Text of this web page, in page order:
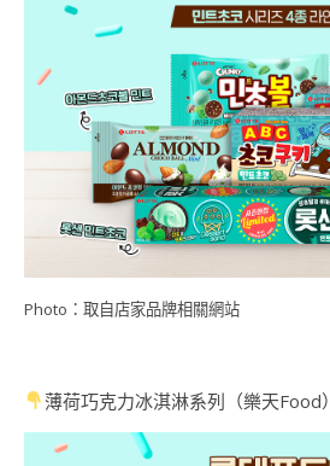
Photo：取自店家品牌相關網站
薄荷巧克力冰淇淋系列（樂天Food）